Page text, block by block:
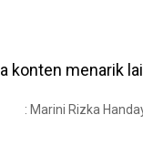
konten menarik
: Marini Rizka